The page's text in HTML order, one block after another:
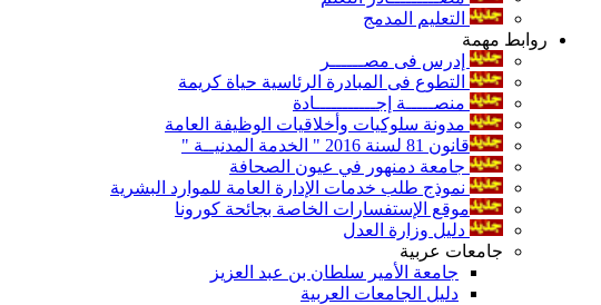
التعليم المدمج
روابط مهمة
إدرس فى مصــــــر
التطوع فى المبادرة الرئاسية حياة كريمة
منصـــــة إجـــــــــــادة
مدونة سلوكيات وأخلاقيات الوظيفة العامة
قانون 81 لسنة 2016 " الخدمة المدنيــة "
جامعة دمنهور في عيون الصحافة
نموذج طلب خدمات الإدارة العامة للموارد البشرية
موقع الإستفسارات الخاصة بجائحة كورونا
دليل وزارة العدل
جامعات عربية
جامعة الأمير سلطان بن عبد العزيز
دليل الجامعات العربية